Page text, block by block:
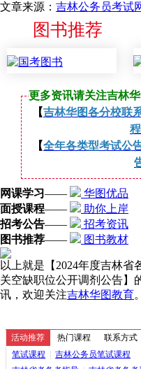
文章来源： 吉林公务员考试
图书推荐
更多资讯请关注吉林
【吉林华图各分校联
【全年各类型考试公
网课学习——
华图优品
面授课程——
助你上岸
招考公告——
招考资讯
图书推荐—— 图书教材
以上就是【2024年度吉林
关空缺职位公开调剂公告】
讯，欢迎关注吉林华图教育。
活动推荐 热门课程 联系方式
笔试课程
吉林公务员笔试课程